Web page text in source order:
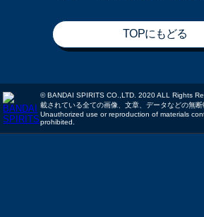
TOPにもどる
© BANDAI SPIRITS CO.,LTD. 2020 ALL Rights
載されている全ての画像、文章、データなどの無断
Unauthorized use or reproduction of materials
prohibited.